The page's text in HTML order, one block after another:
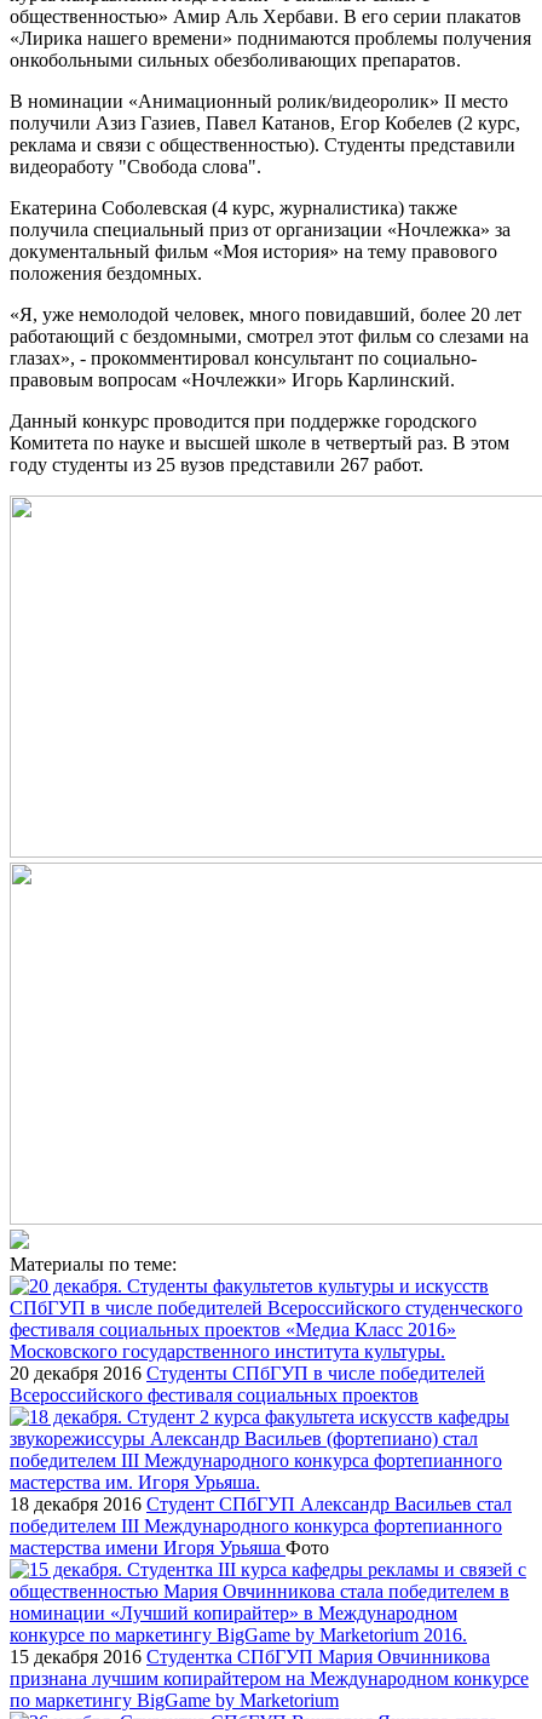
общественностью» Амир Аль Хербави. В его серии плакатов
«Лирика нашего времени» поднимаются проблемы получения
онкобольными сильных обезболивающих препаратов.
В номинации «Анимационный ролик/видеоролик» II место
получили Азиз Газиев, Павел Катанов, Егор Кобелев (2 курс,
реклама и связи с общественностью). Студенты представили
видеоработу "Свобода слова".
Екатерина Соболевская (4 курс, журналистика) также
получила специальный приз от организации «Ночлежка» за
документальный фильм «Моя история» на тему правового
положения бездомных.
«Я, уже немолодой человек, много повидавший, более 20 лет
работающий с бездомными, смотрел этот фильм со слезами на
глазах», - прокомментировал консультант по социально-
правовым вопросам «Ночлежки» Игорь Карлинский.
Данный конкурс проводится при поддержке городского
Комитета по науке и высшей школе в четвертый раз. В этом
году студенты из 25 вузов представили 267 работ.
Материалы по теме:
20 декабря 2016 Студенты СПбГУП в числе победителей
Всероссийского фестиваля социальных проектов
18 декабря 2016 Cтудент СПбГУП Александр Васильев стал
победителем III Международного конкурса фортепианного
мастерства имени Игоря Урьяша Фото
15 декабря 2016 Студентка СПбГУП Мария Овчинникова
признана лучшим копирайтером на Международном конкурсе
по маркетингу BigGame by Marketorium